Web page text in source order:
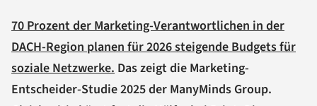
70 Prozent der Marketing-Verantwortlichen in der
DACH-Region planen für 2026 steigende Budgets für
soziale Netzwerke. Das zeigt die Marketing-
Entscheider-Studie 2025 der ManyMinds Group.